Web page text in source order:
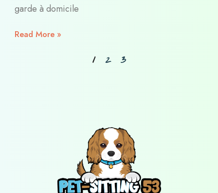
garde à domicile
Read More »
1 2 3